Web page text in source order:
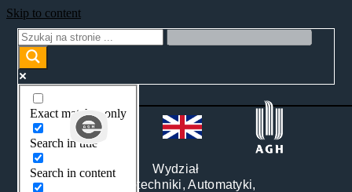
Skip to content
Exact matches only
Search in title
Search in content
Wydział
Elektrotechniki, Automatyki,